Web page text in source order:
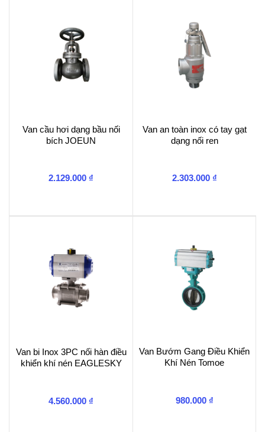
Van cầu hơi dạng bầu nối
bích JOEUN
2.129.000 ₫
Van an toàn inox có tay gạt
dạng nối ren
2.303.000 ₫
Van bi Inox 3PC nối hàn điều
khiển khí nén EAGLESKY
4.560.000 ₫
Van Bướm Gang Điều Khiển
Khí Nén Tomoe
980.000 ₫